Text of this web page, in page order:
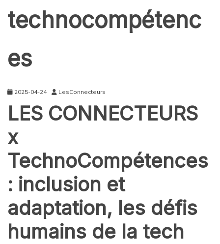
technocompétenc
es
2025-04-24 LesConnecteurs
LES CONNECTEURS
x
TechnoCompétences
: inclusion et
adaptation, les défis
humains de la tech